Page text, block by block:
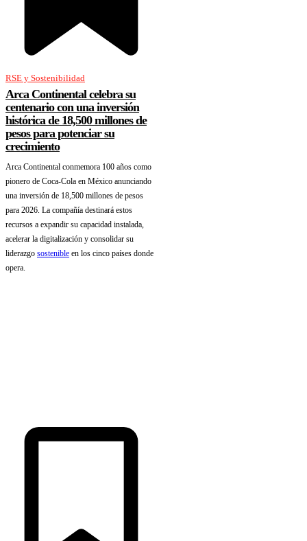
RSE y Sostenibilidad
Arca Continental celebra su
centenario con una inversión
histórica de 18,500 millones de
pesos para potenciar su
crecimiento
Arca Continental conmemora 100 años como
pionero de Coca-Cola en México anunciando
una inversión de 18,500 millones de pesos
para 2026. La compañía destinará estos
recursos a expandir su capacidad instalada,
acelerar la digitalización y consolidar su
liderazgo sostenible en los cinco países donde
opera.